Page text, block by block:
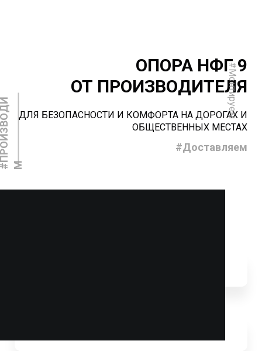
#Монтируем
М
ОПОРА НФГ 9
ОТ ПРОИЗВОДИТЕЛЯ
ДЛЯ БЕЗОПАСНОСТИ И КОМФОРТА НА ДОРОГАХ И
ОБЩЕСТВЕННЫХ МЕСТАХ
#Доставляем